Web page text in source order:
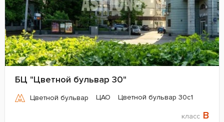
БЦ "Цветной бульвар 30"
Цветной бульвар ЦАО Цветной бульвар 30с1
класс B